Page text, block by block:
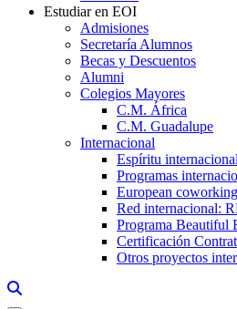
Estudiar en EOI
Admisiones
Secretaría Alumnos
Becas y Descuentos
Alumni
Colegios Mayores
C.M. África
C.M. Guadalupe
Internacional
Espíritu internacional
Programas
European coworking
Red internacional:
Programa Beautiful
Certificación
Otros proyectos